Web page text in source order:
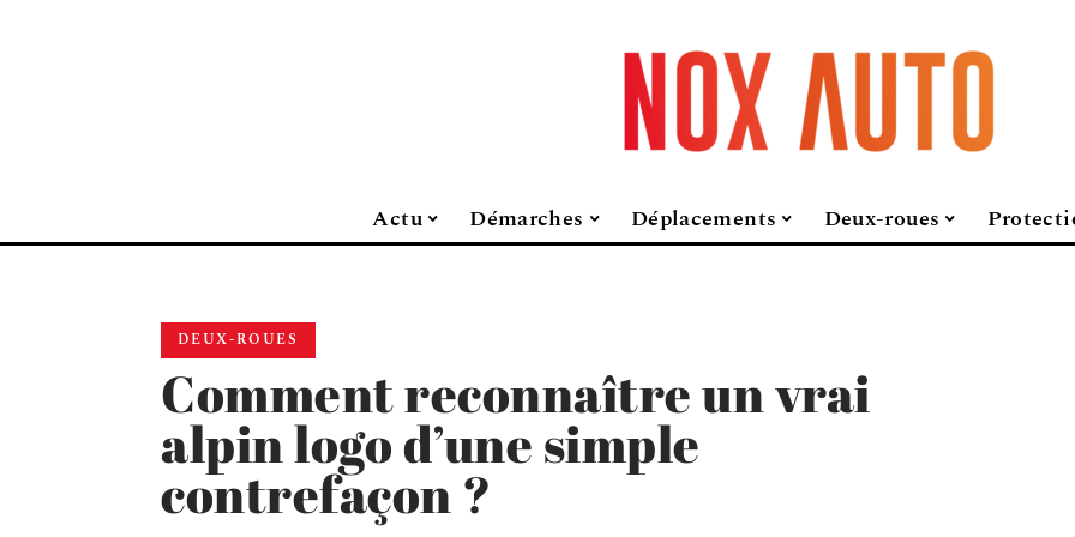
Actu Démarches Déplacements Deux-roues
DEUX-ROUES
Comment reconnaître un vrai
alpin logo d’une simple
contrefaçon ?